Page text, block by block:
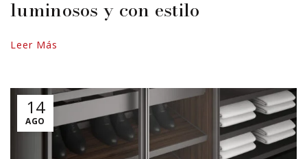
luminosos y con estilo
Leer Más
14
AGO